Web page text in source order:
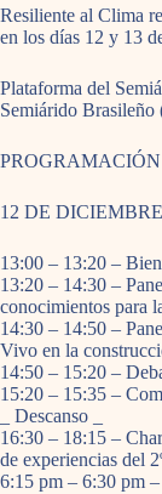
Resiliente al Clima
en los días 12 y 13
Plataforma del
Semiárido
PROGRAMACIÓN
12 DE DICIEMBRE
13:00 – 13:20 –
13:20 – 14:30 –
conocimientos para
14:30 – 14:50 –
Vivo en la
14:50 – 15:20 –
15:20 – 15:35 –
_ Descanso _
16:30 – 18:15 –
de experiencias del
6:15 pm – 6:30 pm –